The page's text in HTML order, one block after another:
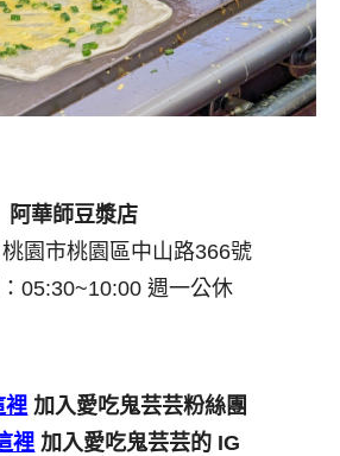
阿華師豆漿店
園市桃園區中山路366號
05:30~10:00 週一公休
裡 加入愛吃鬼芸芸粉絲團
裡 加入愛吃鬼芸芸的 IG